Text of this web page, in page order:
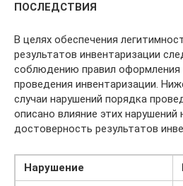
ПОСЛЕДСТВИЯ
В целях обеспечения
результатов инвентаризации
соблюдению правил оформления
проведения инвентаризации.
случаи нарушений порядка
описано влияние этих нарушений
достоверность результатов
Нарушение